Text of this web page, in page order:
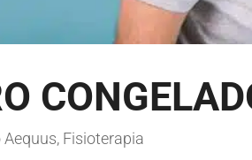
Aequus, Fisioterapia